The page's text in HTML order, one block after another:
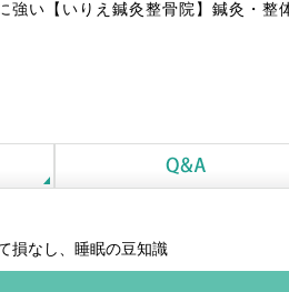
強い【いりえ鍼灸整骨院】鍼灸・整
損なし、睡眠の豆知識